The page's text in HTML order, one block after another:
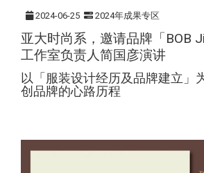
2024-06-25 2024年成果专区
亚大时尚系，邀请品牌「BOB
工作室负责人简国彦演讲
以「服装设计经历及品牌建立」
创品牌的心路历程